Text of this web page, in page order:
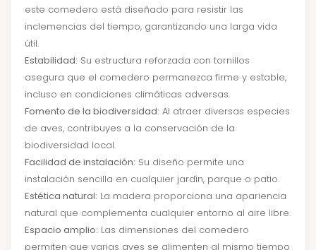
este comedero está diseñado para resistir las
inclemencias del tiempo, garantizando una larga vida
útil.
Estabilidad: Su estructura reforzada con tornillos
asegura que el comedero permanezca firme y estable,
incluso en condiciones climáticas adversas.
Fomento de la biodiversidad: Al atraer diversas especies
de aves, contribuyes a la conservación de la
biodiversidad local.
Facilidad de instalación: Su diseño permite una
instalación sencilla en cualquier jardín, parque o patio.
Estética natural: La madera proporciona una apariencia
natural que complementa cualquier entorno al aire libre.
Espacio amplio: Las dimensiones del comedero
permiten que varias aves se alimenten al mismo tiempo